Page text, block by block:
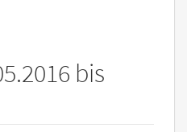
bis